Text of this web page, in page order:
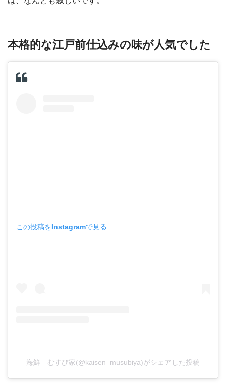
本格的な江戸前仕込みの味が人気でした
この投稿をInstagramで見る
海鮮 むすび家(@kaisen_musubiya)がシェアした投稿